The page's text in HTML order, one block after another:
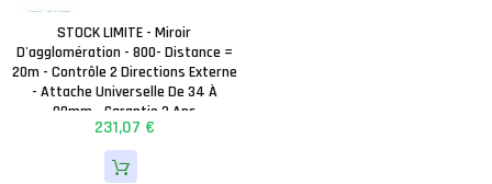
STOCK LIMITE - Miroir
D'agglomération - 800- Distance =
20m - Contrôle 2 Directions Externe
- Attache Universelle De 34 À
90mm - Garantie 3 Ans
231,07 €